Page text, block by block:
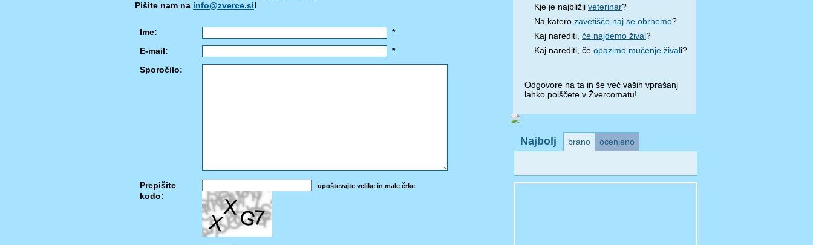
Pišite nam na info@zverce.si!
Ime:
*
E-mail:
*
Sporočilo:
Prepišite
kodo:
upoštevajte velike in male črke
Kje je najbližji veterinar?
Na katero zavetišče naj se obrnemo?
Kaj narediti, če najdemo žival?
Kaj narediti, če opazimo mučenje živali?
Odgovore na ta in še več vaših vprašanj
lahko poiščete v Žvercomatu!
Najbolj brano ocenjeno